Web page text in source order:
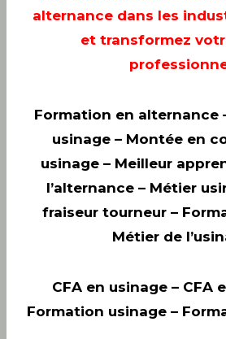
alternance dans les
et transformez
Formation en alternance
usinage – Montée en
usinage – Meilleur
l’alternance – Métier
fraiseur tourneur –
Métier de
CFA en usinage – CFA
Formation usinage –